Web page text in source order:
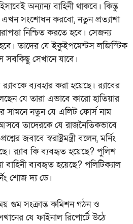
অন্যান্য বাহিনী থাকবে। কিন্তু
সংশোধন করবো, নতুন প্রত্যাশা
নিশ্চিত করতে হবে। সেজন্য
তাদের যে ইকুইপমেন্টস লজিস্টিক
সবকিছু সেখানে যাবে।
ব্যবহার করা হয়েছে। র‍্যাবের
যে তারা এভাবে কারো হাতিয়ার
সামনে নতুন যে এলিট ফোর্স নাম
তাদেরকে যে রাজনৈতিকভাবে
জবাবে স্বরাষ্ট্রমন্ত্রী বলেন, মর্নিং
র‍্যাব কি ব্যবহৃত হয়েছে? পুলিশ
ব্যবহৃত হয়েছে? পলিটিক্যাল
শোজ দ্য ডে।
গুম সংক্রান্ত কমিশন গঠন ও
যে ফাইনাল রিপোর্টে উঠে